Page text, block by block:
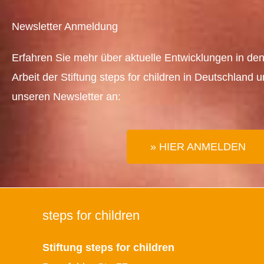
Newsletter Anmeldung
Erfahren Sie mehr über aktuelle Entwicklungen in
Arbeit der Stiftung steps for children in Deutschland
unseren Newsletter an:
» HIER ANMELDEN
steps for children
Stiftung steps for children